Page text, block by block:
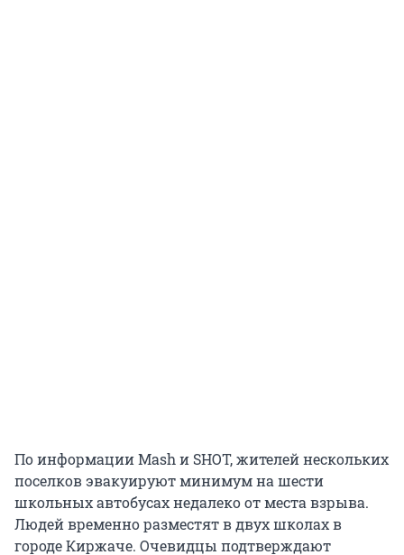
По информации Mash и SHOT, жителей нескольких
поселков эвакуируют минимум на шести
школьных автобусах недалеко от места взрыва.
Людей временно разместят в двух школах в
городе Киржаче. Очевидцы подтверждают